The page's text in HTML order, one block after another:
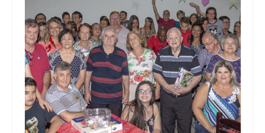
Artigos
Contato